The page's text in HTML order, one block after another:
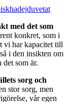
med det som
konkret, som i
vi har kapacitet till
i den insikten om
som är.
sorg och
stor sorg, men
vår egen